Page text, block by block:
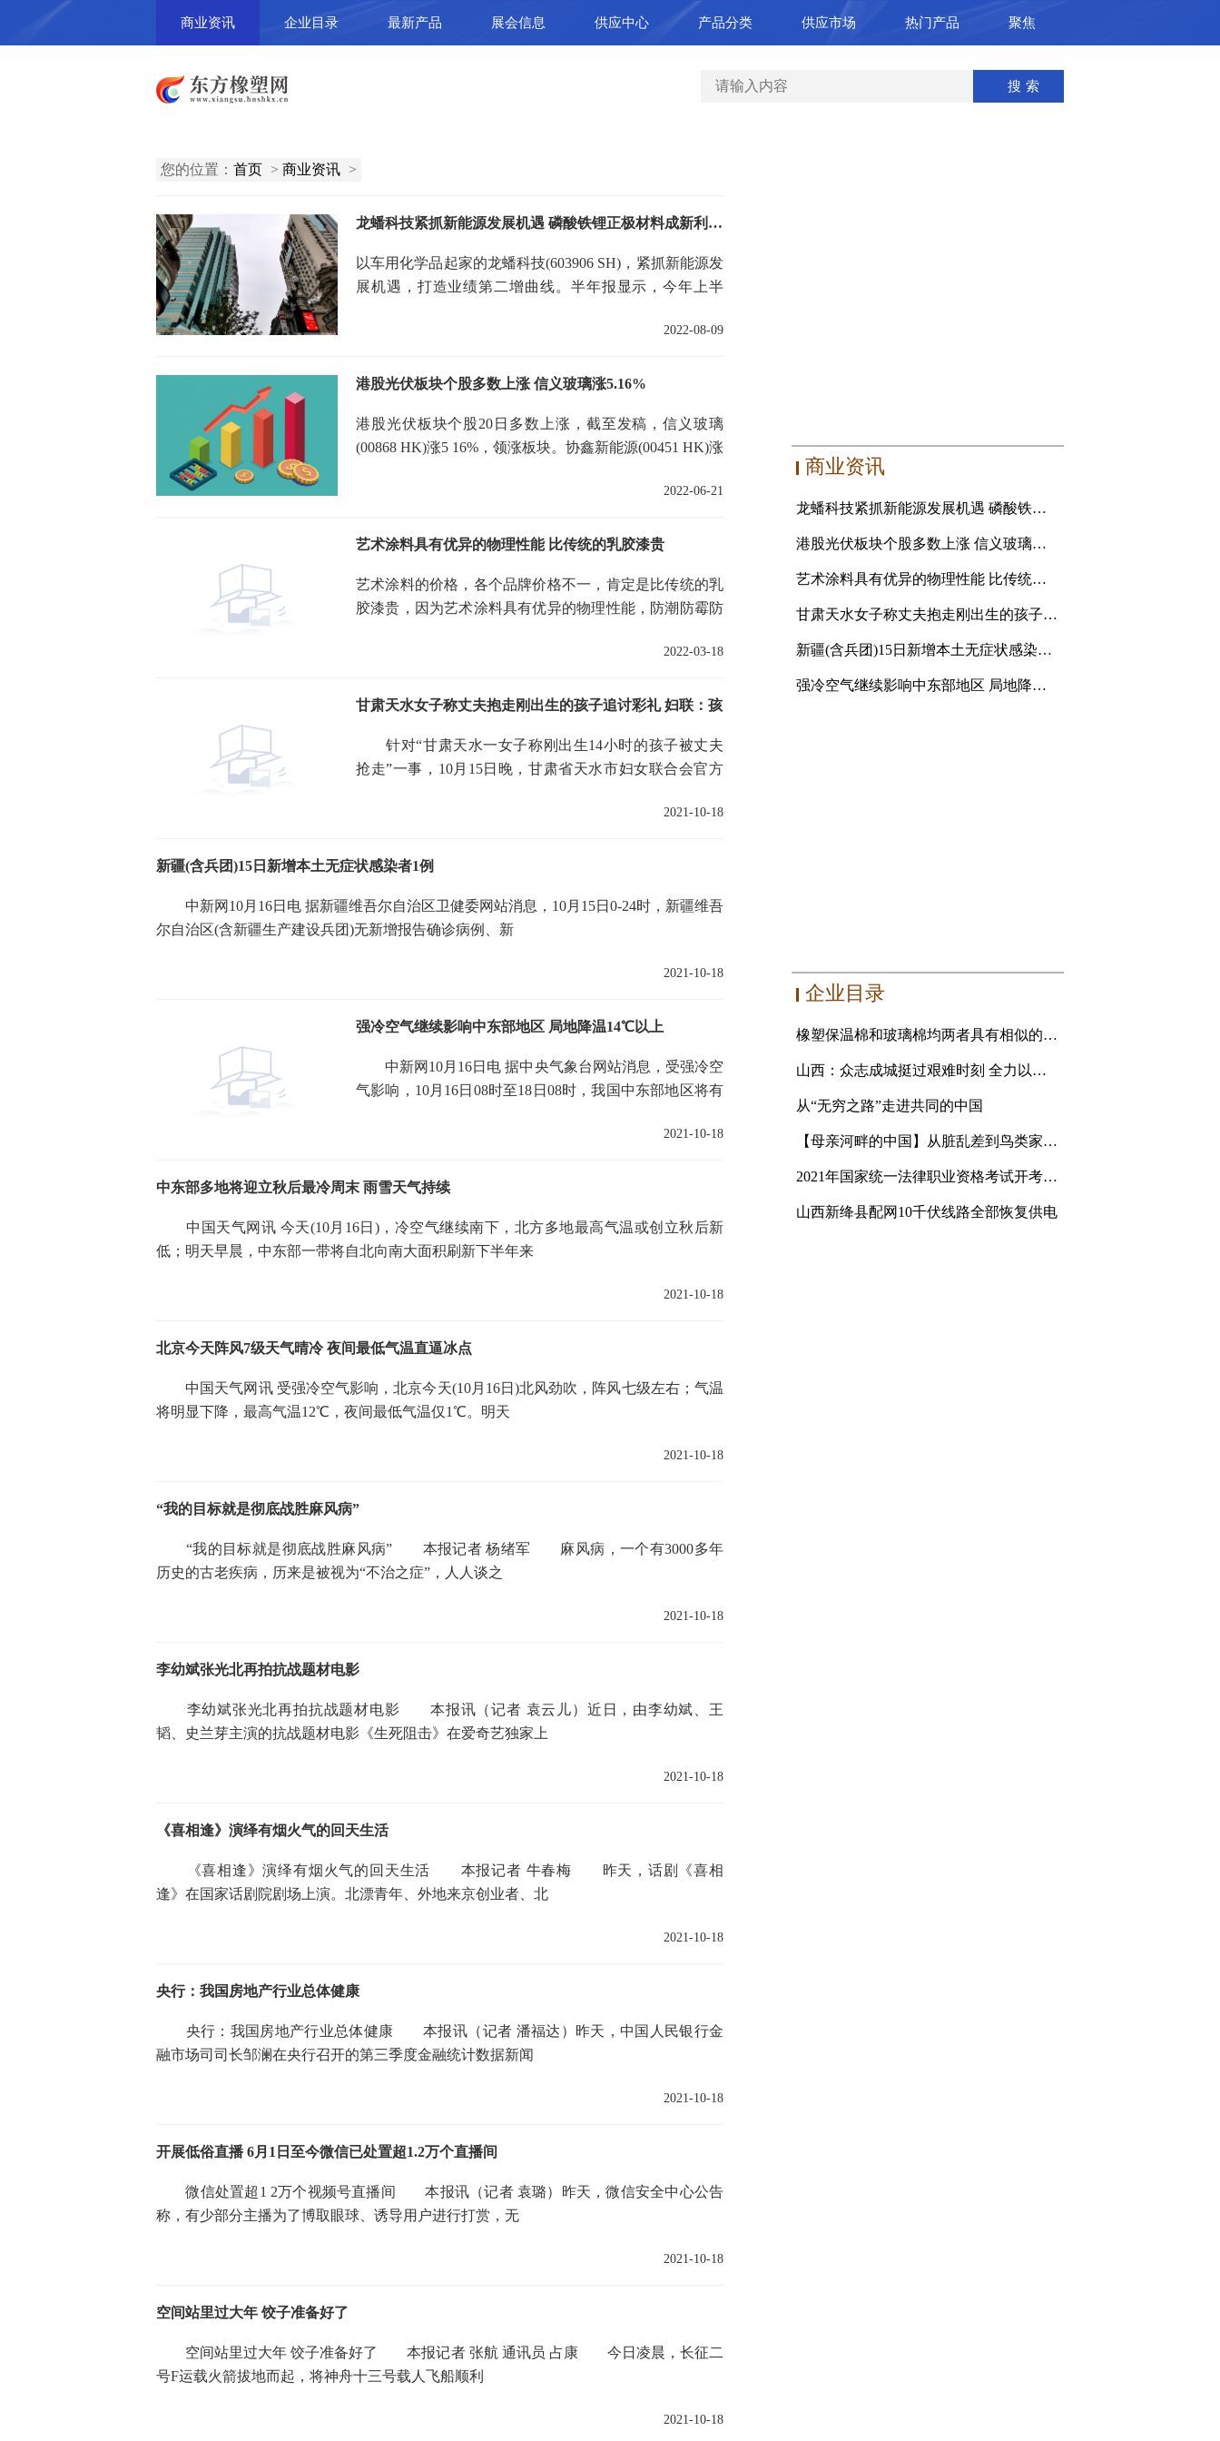
商业资讯 企业目录 最新产品 展会信息 供应中心 产品分类 供应市场 热门产品 聚焦
您的位置： 首页 > 商业资讯 >
龙蟠科技紧抓新能源发展机遇 磷酸铁锂正极材料成新利润增长点
以车用化学品起家的龙蟠科技(603906 SH)，紧抓新能源发
展机遇，打造业绩第二增曲线。半年报显示，今年上半
2022-08-09
港股光伏板块个股多数上涨 信义玻璃涨5.16%
港股光伏板块个股20日多数上涨，截至发稿，信义玻璃
(00868 HK)涨5 16%，领涨板块。协鑫新能源(00451 HK)涨
2022-06-21
艺术涂料具有优异的物理性能 比传统的乳胶漆贵
艺术涂料的价格，各个品牌价格不一，肯定是比传统的乳
胶漆贵，因为艺术涂料具有优异的物理性能，防潮防霉防
2022-03-18
甘肃天水女子称丈夫抱走刚出生的孩子追讨彩礼 妇联：孩
针对“甘肃天水一女子称刚出生14小时的孩子被丈夫
抢走”一事，10月15日晚，甘肃省天水市妇女联合会官方
2021-10-18
新疆(含兵团)15日新增本土无症状感染者1例
中新网10月16日电 据新疆维吾尔自治区卫健委网站消息，10月15日0-24时，新疆维吾
尔自治区(含新疆生产建设兵团)无新增报告确诊病例、新
2021-10-18
强冷空气继续影响中东部地区 局地降温14℃以上
中新网10月16日电 据中央气象台网站消息，受强冷空
气影响，10月16日08时至18日08时，我国中东部地区将有
2021-10-18
中东部多地将迎立秋后最冷周末 雨雪天气持续
中国天气网讯 今天(10月16日)，冷空气继续南下，北方多地最高气温或创立秋后新
低；明天早晨，中东部一带将自北向南大面积刷新下半年来
2021-10-18
北京今天阵风7级天气晴冷 夜间最低气温直逼冰点
中国天气网讯 受强冷空气影响，北京今天(10月16日)北风劲吹，阵风七级左右；气温
将明显下降，最高气温12℃，夜间最低气温仅1℃。明天
2021-10-18
“我的目标就是彻底战胜麻风病”
“我的目标就是彻底战胜麻风病” 本报记者 杨绪军 麻风病，一个有3000多年
历史的古老疾病，历来是被视为“不治之症”，人人谈之
2021-10-18
李幼斌张光北再拍抗战题材电影
李幼斌张光北再拍抗战题材电影 本报讯（记者 袁云儿）近日，由李幼斌、王
韬、史兰芽主演的抗战题材电影《生死阻击》在爱奇艺独家上
2021-10-18
《喜相逢》演绎有烟火气的回天生活
《喜相逢》演绎有烟火气的回天生活 本报记者 牛春梅 昨天，话剧《喜相
逢》在国家话剧院剧场上演。北漂青年、外地来京创业者、北
2021-10-18
央行：我国房地产行业总体健康
央行：我国房地产行业总体健康 本报讯（记者 潘福达）昨天，中国人民银行金
融市场司司长邹澜在央行召开的第三季度金融统计数据新闻
2021-10-18
开展低俗直播 6月1日至今微信已处置超1.2万个直播间
微信处置超1 2万个视频号直播间 本报讯（记者 袁璐）昨天，微信安全中心公告
称，有少部分主播为了博取眼球、诱导用户进行打赏，无
2021-10-18
空间站里过大年 饺子准备好了
空间站里过大年 饺子准备好了 本报记者 张航 通讯员 占康 今日凌晨，长征二
号F运载火箭拔地而起，将神舟十三号载人飞船顺利
2021-10-18
商业资讯
龙蟠科技紧抓新能源发展机遇 磷酸铁锂正极材料成新利润增长点
港股光伏板块个股多数上涨 信义玻璃涨5.16%
艺术涂料具有优异的物理性能 比传统的乳胶漆贵
甘肃天水女子称丈夫抱走刚出生的孩子追讨彩礼 妇联：孩
新疆(含兵团)15日新增本土无症状感染者1例
强冷空气继续影响中东部地区 局地降温14℃以上
企业目录
橡塑保温棉和玻璃棉均两者具有相似的性能 要选更适合自己的
山西：众志成城挺过艰难时刻 全力以赴恢复美好家园
从“无穷之路”走进共同的中国
【母亲河畔的中国】从脏乱差到鸟类家园 黄河滩地公园是
2021年国家统一法律职业资格考试开考 青海考生人数创新高
山西新绛县配网10千伏线路全部恢复供电